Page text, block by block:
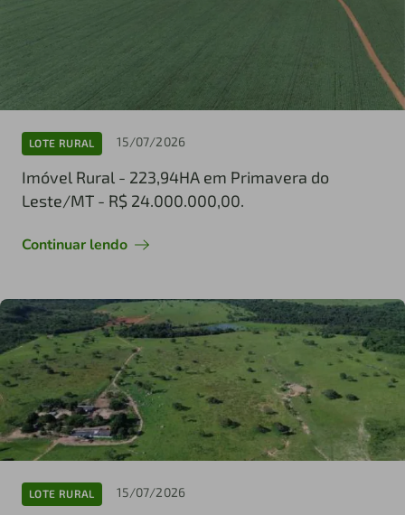
LOTE RURAL 15/07/2026
Imóvel Rural - 223,94HA em Primavera do
Leste/MT - R$ 24.000.000,00.
Continuar lendo
LOTE RURAL 15/07/2026